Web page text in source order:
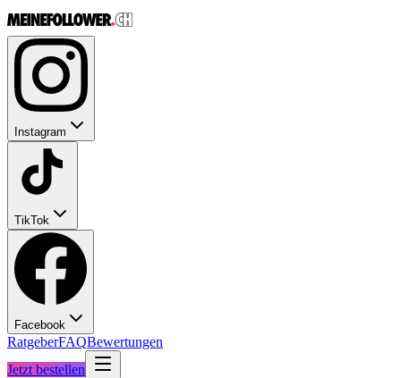
Instagram
TikTok
Facebook
RatgeberFAQBewertungen
Jetzt bestellen